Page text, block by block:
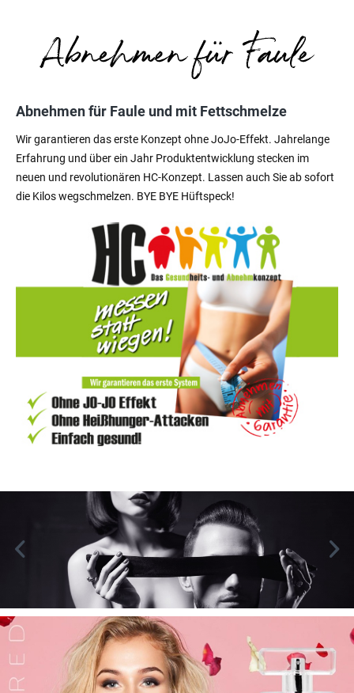
Abnehmen für Faule und mit Fettschmelze
Wir garantieren das erste Konzept ohne JoJo-Effekt. Jahrelange
Erfahrung und über ein Jahr Produktentwicklung stecken im
neuen und revolutionären HC-Konzept. Lassen auch Sie ab sofort
die Kilos wegschmelzen. BYE BYE Hüftspeck!